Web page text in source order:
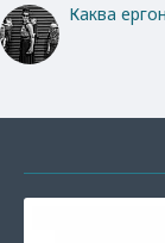
Каква